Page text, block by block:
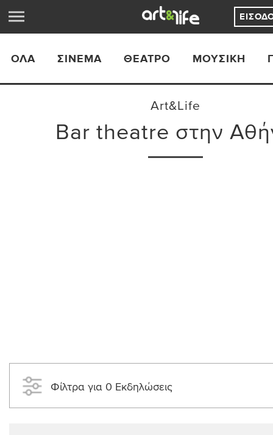
ΟΛΑ ΣΙΝΕΜΆ ΘΈΑΤΡΟ ΜΟΥΣΙΚΉ
Art&Life
Bar theatre στην
Φίλτρα για 0 Εκδηλώσεις